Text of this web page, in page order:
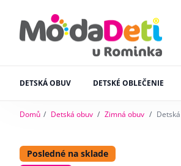
DETSKÁ OBUV DETSKÉ OBLEČENIE
Domů Detská obuv Zimná obuv
Posledné na sklade